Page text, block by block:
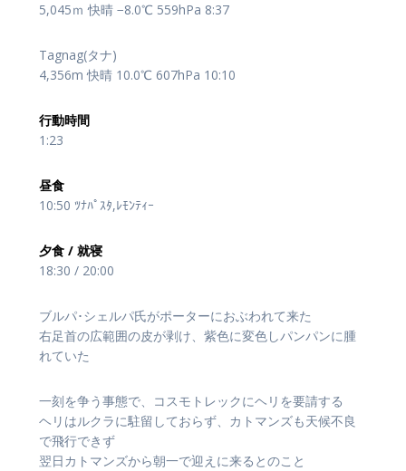
5,045ｍ 快晴 −8.0℃ 559hPa 8:37
Tagnag(タナ)
4,356m 快晴 10.0℃ 607hPa 10:10
行動時間
1:23
昼食
10:50 ﾂﾅﾊﾟｽﾀ,ﾚﾓﾝﾃｨｰ
夕食 / 就寝
18:30 / 20:00
ブルパ･シェルパ氏がポーターにおぶわれて来た
右足首の広範囲の皮が剥け、紫色に変色しパンパンに腫
れていた
一刻を争う事態で、コスモトレックにヘリを要請する
ヘリはルクラに駐留しておらず、カトマンズも天候不良
で飛行できず
翌日カトマンズから朝一で迎えに来るとのこと